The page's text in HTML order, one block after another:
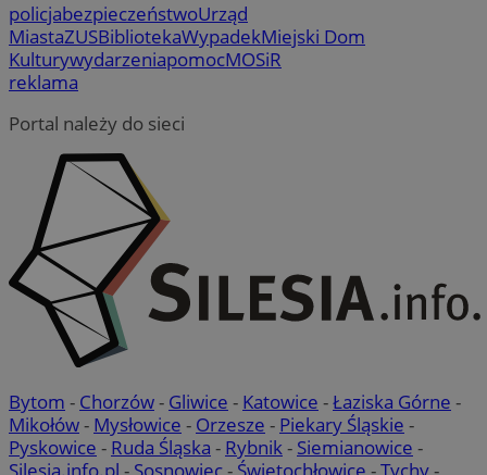
policjabezpieczeństwoUrząd
MiastaZUSBibliotekaWypadekMiejski Dom
KulturywydarzeniapomocMOSiR
reklama
Portal należy do sieci
Bytom - Chorzów- Gliwice - Katowice -Łaziska Górne -
Mikołów- Mysłowice - Orzesze - Piekary Śląskie -
Pyskowice - Ruda Śląska - Rybnik- Siemianowice -